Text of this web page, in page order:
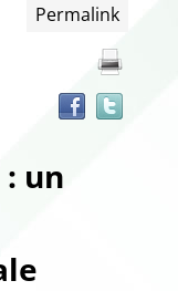
Permalink
un